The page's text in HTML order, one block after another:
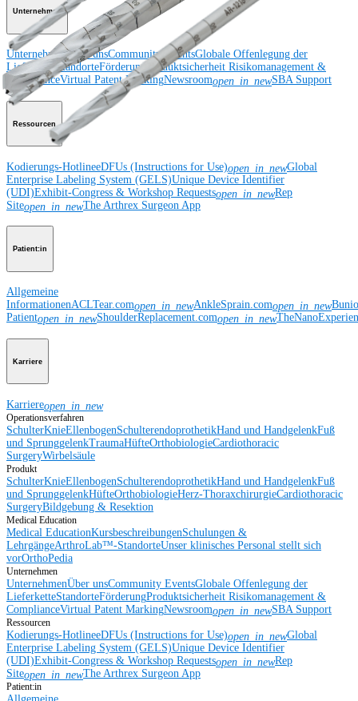
Unternehmen
UnternehmenÜber unsCommunity EventsGlobale Offenlegung der
LieferketteStandorteFörderung Produktsicherheit Risikomanagement &
ComplianceVirtual Patent MarkingNewsroomopen_in_newSBA Support
Ressourcen
Kodierungs-HotlineeDFUs (Instructions for Use)open_in_newGlobal
Enterprise Labeling System (GELS)Unique Device Identifier
(UDI)Exhibit-Congress & Workshop Requestsopen_in_newRep
Siteopen_in_newThe Arthrex Surgeon App
Patient:in
Allgemeine
InformationenACLTear.comopen_in_newAnkleSprain.comopen_in_new
Patientopen_in_newShoulderReplacement.comopen_in_new
Karriere
Karriereopen_in_new
Operationsverfahren
SchulterKnieEllenbogenSchulterendoprothetikHand und HandgelenkFuß
und SprunggelenkTraumaHüfteOrthobiologieCardiothoracic
SurgeryWirbelsäule
Produkt
SchulterKnieEllenbogenSchulterendoprothetikHand und HandgelenkFuß
und SprunggelenkHüfteOrthobiologieHerz-ThoraxchirurgieCardiothoracic
SurgeryBildgebung & Resektion
Medical Education
Medical EducationKursbeschreibungenSchulungen &
LehrgängeArthroLab™-StandorteUnser klinisches Personal stellt sich
vorOrthoPedia
Unternehmen
UnternehmenÜber unsCommunity EventsGlobale Offenlegung der
LieferketteStandorteFörderungProduktsicherheit Risikomanagement &
ComplianceVirtual Patent MarkingNewsroomopen_in_newSBA Support
Ressourcen
Kodierungs-HotlineeDFUs (Instructions for Use)open_in_newGlobal
Enterprise Labeling System (GELS)Unique Device Identifier
(UDI)Exhibit-Congress & Workshop Requestsopen_in_newRep
Siteopen_in_newThe Arthrex Surgeon App
Patient:in